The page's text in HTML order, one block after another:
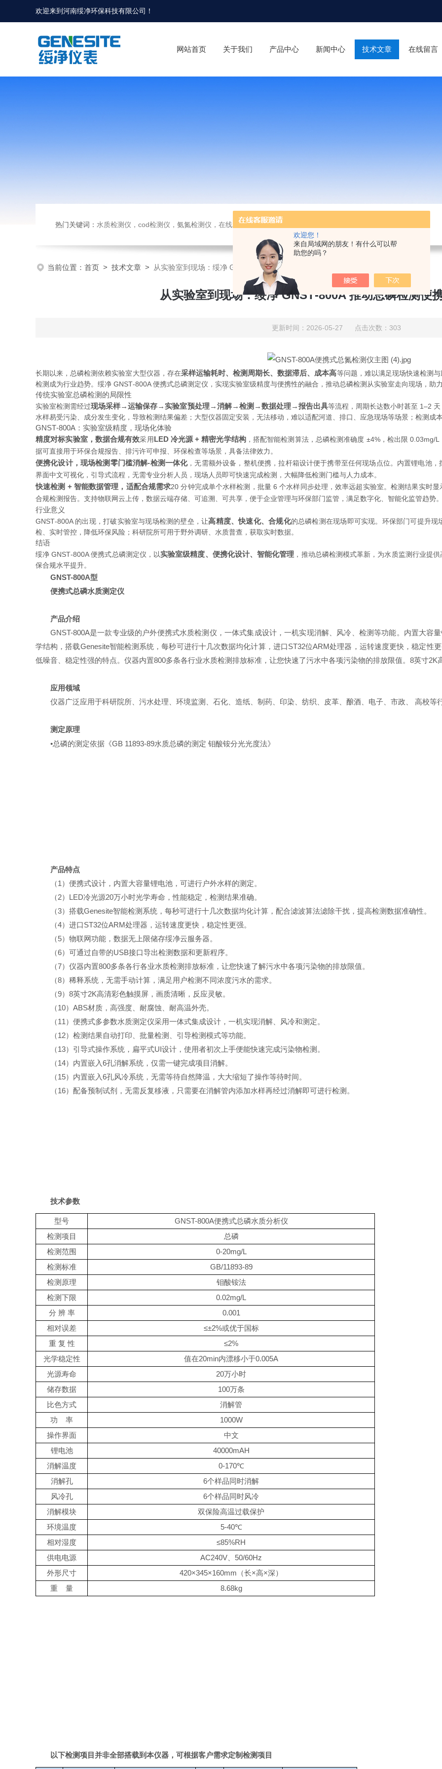
欢迎您！
来自局域网的朋友！有什么可以帮
助您的吗？
欢迎来到河南绥净环保科技有限公司！
网站首页 关于我们 产品中心 新闻中心 技术文章 在线留言
热门关键词： 水质检测仪，cod检测仪，氨氮检测仪，在线水质监测仪，水质分析仪，水质检测传感器，氨氮快速测定仪，总磷测定仪，总氮测定仪，多参数水质分析仪，BOD测定仪，余氯分析仪，农药残留检测仪，水质环保仪器
当前位置： 首页 > 技术文章 > 从实验室到现场：绥净 GNST‑800A 推动总磷检测便携化与合规化
从实验室到现场：绥净 GNST‑800A 推动总磷检测便
更新时间：2026-05-27 点击次数：303
长期以来，总磷检测依赖实验室大型仪器，存在采样运输耗时、检测周期长、数据滞后、成本高等问题，难以满足现场快速检测
检测成为行业趋势。绥净 GNST‑800A 便携式总磷测定仪，实现实验室级精度与便携性的融合，推动总磷检测从实验室走向现场，助
传统实验室总磷检测的局限性
实验室检测需经过现场采样→运输保存→实验室预处理→消解→检测→数据处理→报告出具等流程，周期长达数小时甚至 1–2
水样易受污染、成分发生变化，导致检测结果偏差；大型仪器固定安装，无法移动，难以适配河道、排口、应急现场等场景；检测成
GNST‑800A：实验室级精度，现场化体验
精度对标实验室，数据合规有效采用LED 冷光源 + 精密光学结构，搭配智能检测算法，总磷检测准确度 ±4%，检出限 0.03mg/
据可直接用于环保合规报告、排污许可申报、环保检查等场景，具备法律效力。
便携化设计，现场检测零门槛消解‑检测一体化，无需额外设备，整机便携，拉杆箱设计便于携带至任何现场点位。内置锂电池
界面中文可视化，引导式流程，无需专业分析人员，现场人员即可快速完成检测，大幅降低检测门槛与人力成本。
快速检测 + 智能数据管理，适配合规需求20 分钟完成单个水样检测，批量 6 个水样同步处理，效率远超实验室。检测结果实时
合规检测报告。支持物联网云上传，数据云端存储、可追溯、可共享，便于企业管理与环保部门监管，满足数字化、智能化监管趋势
行业意义
GNST‑800A 的出现，打破实验室与现场检测的壁垒，让高精度、快速化、合规化的总磷检测在现场即可实现。环保部门可提升
检、实时管控，降低环保风险；科研院所可用于野外调研、水质普查，获取实时数据。
结语
绥净 GNST‑800A 便携式总磷测定仪，以实验室级精度、便携化设计、智能化管理 ，推动总磷检测模式革新，为水质监测行业提
保合规水平提升。
GNST-800A型
便携式总磷水质测定仪
产品介绍
GNST-800A是一款专业级的户外便携式水质检测仪，一体式集成设计，一机实现消解、风冷、检测等功能。内置大容
学结构，搭载Genesite智能检测系统，每秒可进行十几次数据均化计算，进口ST32位ARM处理器，运转速度更快，稳定性
低噪音、稳定性强的特点。仪器内置800多条各行业水质检测排放标准，让您快速了污水中各项污染物的排放限值。8英寸
应用领域
仪器广泛应用于科研院所、污水处理、环境监测、石化、造纸、制药、印染、纺织、皮革、酿酒、电子、市政、
高校等
测定原理
•总磷的测定依据《GB 11893-89水质总磷的测定 钼酸铵分光光度法》
产品特点
（1 ）便携式设计，内置大容量锂电池，可进行户外水样的测定。
（2） LED冷光源20万小时光学寿命，性能稳定，检测结果准确。
（3）搭载Genesite智能检测系统，每秒可进行十几次数据均化计算，配合滤波算法滤除干扰，提高检测数据准确性。
（4）进口ST32位ARM处理器，运转速度更快，稳定性更强。
（5）物联网功能，数据无上限储存绥净云服务器。
（6）可通过自带的USB接口导出检测数据和更新程序。
（7）仪器内置800多条各行各业水质检测排放标准，让您快速了解污水中各项污染物的排放限值。
（8）稀释系统，无需手动计算，满足用户检测不同浓度污水的需求。
（9） 8英寸2K高清彩色触摸屏，画质清晰，反应灵敏。
（10） ABS材质，高强度、耐腐蚀、耐高温外壳。
（11 ）便携式多参数水质测定仪采用一体式集成设计，一机实现消解、风冷和测定。
（12）检测结果自动打印、批量检测、引导检测模式等功能。
（13）引导式操作系统，扁平式UI设计，使用者初次上手便能快速完成污染物检测。
（14）内置嵌入6孔消解系统，仅需一键完成项目消解。
（15）内置嵌入6孔风冷系统，无需等待自然降温，大大缩短了操作等待时间。
（16）配备预制试剂，无需反复移液，只需要在消解管内添加水样再经过消解即可进行检测。
技术参数
型号 GNST-800A便携式总磷水质分析仪
检测项目
总磷
检测范围
0-20mg/L
检测标准
GB/11893-89
检测原理
钼酸铵法
检测下限
0.02mg/L
分 辨 率
0.001
相对误差
≤±2%或优于国标
重 复 性 ≤2%
光学稳定性
值在20min内漂移小于0.005A
光源寿命
20万小时
储存数据
100万条
比色方式
消解管
功
率 1000W
操作界面
中文
锂电池
40000mAH
消解温度
0-170℃
消解孔
6个样品同时消解
风冷孔
6个样品同时风冷
消解模块
双保险高温过载保护
环境温度
5-40℃
相对湿度
≤85%RH
供电电源
AC240V
50/60Hz
外形尺寸
420×345×160mm （长×高×深）
重
量 8.68kg
以下检测项目并非全部搭载到本仪器 ， 可根据客户需求定制检测项目